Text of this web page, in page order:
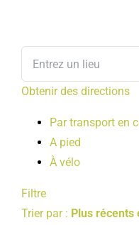
Obtenir des directions
Par transport en
A pied
À vélo
Filtre
Trier par : Plus récents